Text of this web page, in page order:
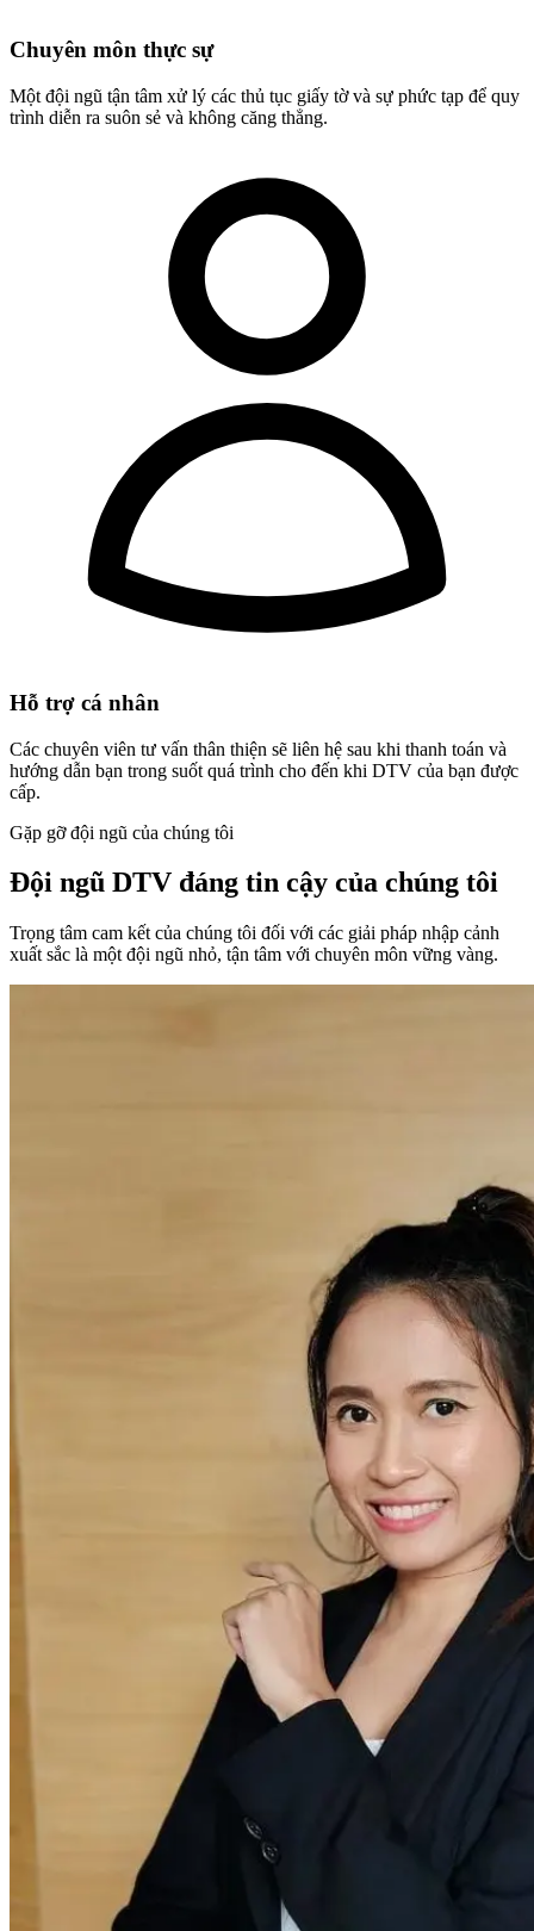
Chuyên môn thực sự
Một đội ngũ tận tâm xử lý các thủ tục giấy tờ và sự phức tạp để quy
trình diễn ra suôn sẻ và không căng thẳng.
Hỗ trợ cá nhân
Các chuyên viên tư vấn thân thiện sẽ liên hệ sau khi thanh toán và
hướng dẫn bạn trong suốt quá trình cho đến khi DTV của bạn được
cấp.
Gặp gỡ đội ngũ của chúng tôi
Đội ngũ DTV đáng tin cậy của chúng tôi
Trọng tâm cam kết của chúng tôi đối với các giải pháp nhập cảnh
xuất sắc là một đội ngũ nhỏ, tận tâm với chuyên môn vững vàng.